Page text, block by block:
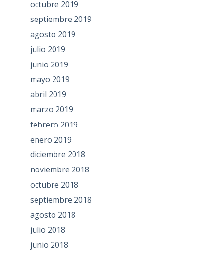
octubre 2019
septiembre 2019
agosto 2019
julio 2019
junio 2019
mayo 2019
abril 2019
marzo 2019
febrero 2019
enero 2019
diciembre 2018
noviembre 2018
octubre 2018
septiembre 2018
agosto 2018
julio 2018
junio 2018